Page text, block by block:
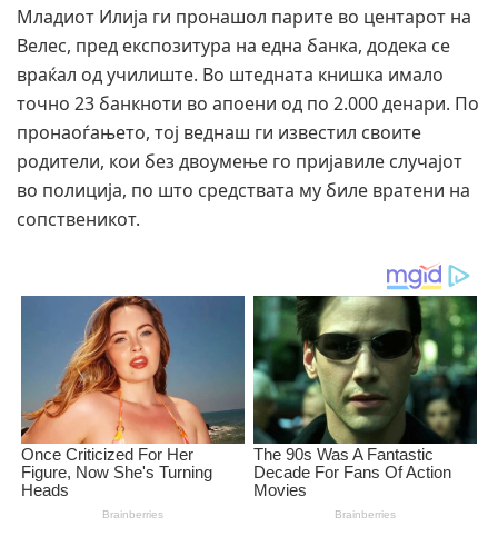
Младиот Илија ги пронашол парите во центарот на
Велес, пред експозитура на една банка, додека се
враќал од училиште. Во штедната книшка имало
точно 23 банкноти во апоени од по 2.000 денари. По
пронаоѓањето, тој веднаш ги известил своите
родители, кои без двоумење го пријавиле случајот
во полиција, по што средствата му биле вратени на
сопственикот.